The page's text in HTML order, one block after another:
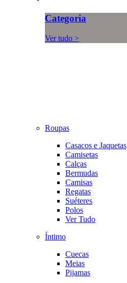
Categoria
Ver tudo >
Roupas
Casacos e Jaquetas
Camisetas
Calças
Bermudas
Camisas
Regatas
Suéteres
Polos
Ver Tudo
Íntimo
Cuecas
Meias
Pijamas